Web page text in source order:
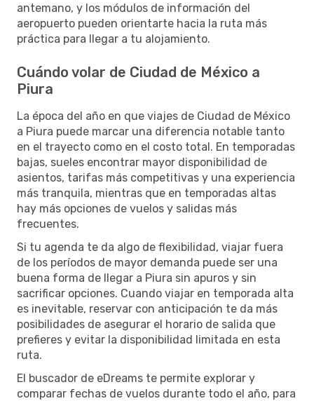
antemano, y los módulos de información del
aeropuerto pueden orientarte hacia la ruta más
práctica para llegar a tu alojamiento.
Cuándo volar de Ciudad de México a
Piura
La época del año en que viajes de Ciudad de México
a Piura puede marcar una diferencia notable tanto
en el trayecto como en el costo total. En temporadas
bajas, sueles encontrar mayor disponibilidad de
asientos, tarifas más competitivas y una experiencia
más tranquila, mientras que en temporadas altas
hay más opciones de vuelos y salidas más
frecuentes.
Si tu agenda te da algo de flexibilidad, viajar fuera
de los períodos de mayor demanda puede ser una
buena forma de llegar a Piura sin apuros y sin
sacrificar opciones. Cuando viajar en temporada alta
es inevitable, reservar con anticipación te da más
posibilidades de asegurar el horario de salida que
prefieres y evitar la disponibilidad limitada en esta
ruta.
El buscador de eDreams te permite explorar y
comparar fechas de vuelos durante todo el año, para